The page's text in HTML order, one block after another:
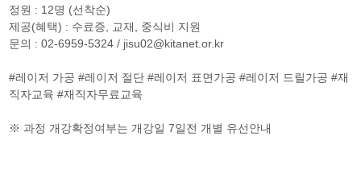
정원 : 12명 (선착순)
제공(혜택) : 수료증, 교재, 중식비 지원
문의 : 02-6959-5324 / jisu02@kitanet.or.kr
#레이저 가공 #레이저 절단 #레이저 표면가공 #레이저 드릴가공 #재
직자교육 #재직자무료교육
※ 과정 개강확정여부는 개강일 7일전 개별 유선안내